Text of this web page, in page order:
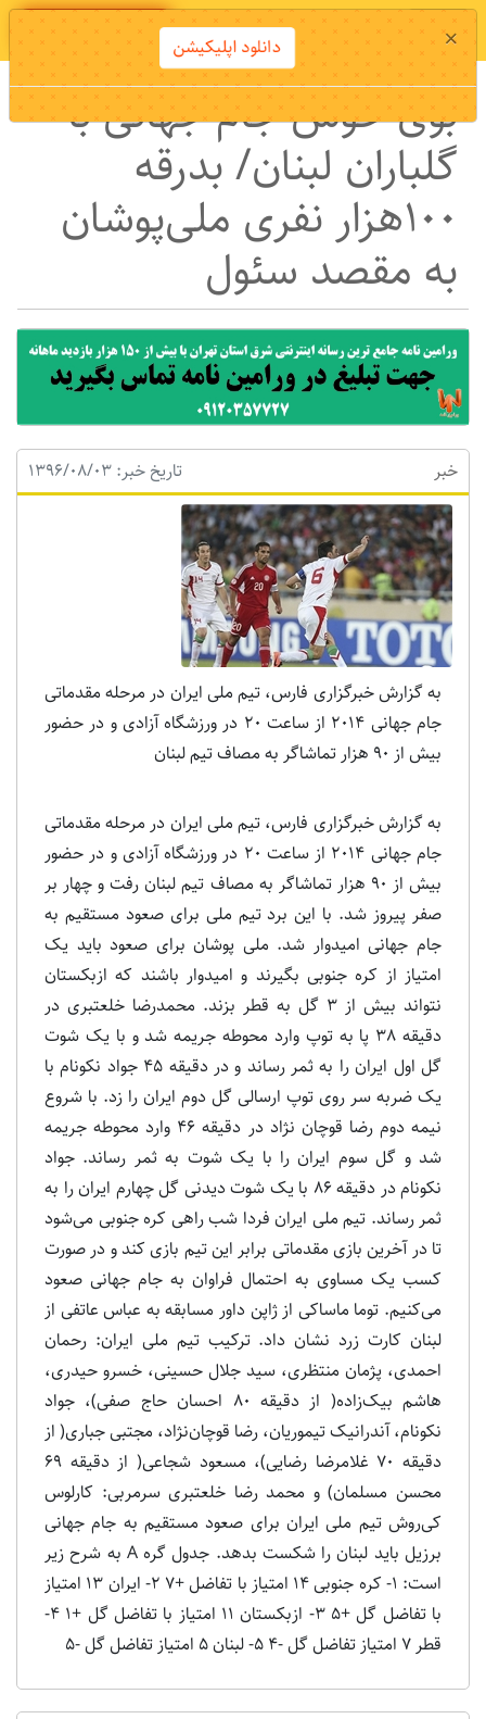
دانلود اپلیکیشن
بوی خوش جام جهانی با
گلباران لبنان/ بدرقه
100هزار نفری ملی‌پوشان
به مقصد سئول
خبر تاریخ خبر: 1396/08/03
به گزارش خبرگزاری فارس، تیم ملی ایران در مرحله مقدماتی
جام جهانی 2014 از ساعت 20 در ورزشگاه آزادی و در حضور
بیش از 90 هزار تماشاگر به مصاف تیم لبنان
به گزارش خبرگزاری فارس، تیم ملی ایران در مرحله مقدماتی
جام جهانی 2014 از ساعت 20 در ورزشگاه آزادی و در حضور
بیش از 90 هزار تماشاگر به مصاف تیم لبنان رفت و چهار بر
صفر پیروز شد. با این برد تیم ملی برای صعود مستقیم به
جام جهانی امیدوار شد. ملی پوشان برای صعود باید یک
امتیاز از کره جنوبی بگیرند و امیدوار باشند که ازبکستان
نتواند بیش از 3 گل به قطر بزند. محمدرضا خلعتبری در
دقیقه 38 پا به توپ وارد محوطه جریمه شد و با یک شوت
گل اول ایران را به ثمر رساند و در دقیقه 45 جواد نکونام با
یک ضربه سر روی توپ ارسالی گل دوم ایران را زد. با شروع
نیمه دوم رضا قوچان نژاد در دقیقه 46 وارد محوطه جریمه
شد و گل سوم ایران را با یک شوت به ثمر رساند. جواد
نکونام در دقیقه 86 با یک شوت دیدنی گل چهارم ایران را به
ثمر رساند. تیم ملی ایران فردا شب راهی کره جنوبی می‌شود
تا در آخرین بازی مقدماتی برابر این تیم بازی کند و در صورت
کسب یک مساوی به احتمال فراوان به جام جهانی صعود
می‌کنیم. توما ماساکی از ژاپن داور مسابقه به عباس عاتفی از
لبنان کارت زرد نشان داد. ترکیب تیم ملی ایران: رحمان
احمدی، پژمان منتظری، سید جلال حسینی، خسرو حیدری،
هاشم بیک‌زاده( از دقیقه 80 احسان حاج صفی)، جواد
نکونام، آندرانیک تیموریان، رضا قوچان‌نژاد، مجتبی جباری( از
دقیقه 70 غلامرضا رضایی)، مسعود شجاعی( از دقیقه 69
محسن مسلمان) و محمد رضا خلعتبری سرمربی: کارلوس
کی‌روش تیم ملی ایران برای صعود مستقیم به جام جهانی
برزیل باید لبنان را شکست بدهد. جدول گره A به شرح زیر
است: 1- کره جنوبی 14 امتیاز با تفاضل +7 2- ایران 13 امتیاز
با تفاضل گل +5 3- ازبکستان 11 امتیاز با تفاضل گل +1 4-
قطر 7 امتیاز تفاضل گل -4 5- لبنان 5 امتیاز تفاضل گل -5
× دانلود اپلیکیشن